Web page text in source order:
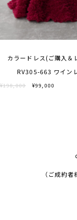
カラードレス(ご購入＆
RV305-663 ワイン
¥198,000 ¥99,000
（ご成約